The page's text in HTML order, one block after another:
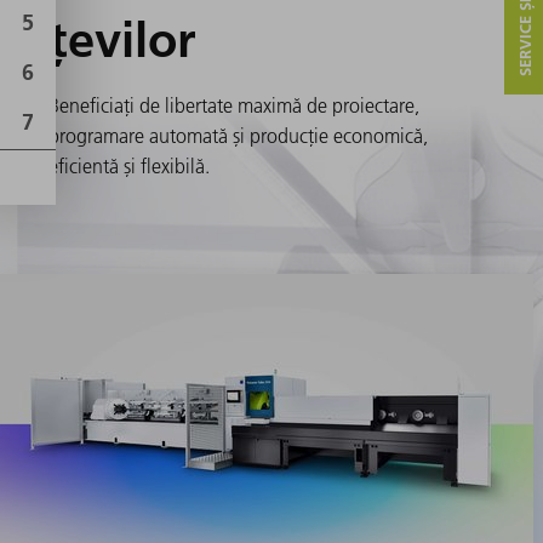
țevilor
Beneficiați de libertate maximă de proiectare,
programare automată și producție economică,
eficientă și flexibilă.